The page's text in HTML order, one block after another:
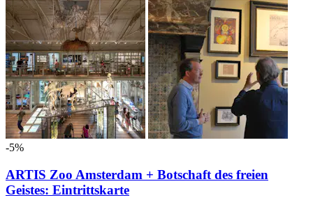
-5%
ARTIS Zoo Amsterdam + Botschaft des freien
Geistes: Eintrittskarte